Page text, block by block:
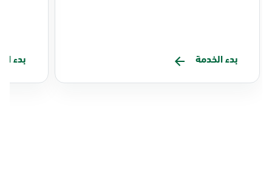
بدء الخدمة بدء